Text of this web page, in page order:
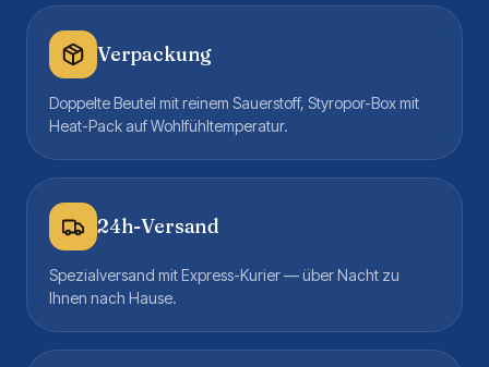
Verpackung
Doppelte Beutel mit reinem Sauerstoff, Styropor-Box mit
Heat-Pack auf Wohlfühltemperatur.
24h-Versand
Spezialversand mit Express-Kurier — über Nacht zu
Ihnen nach Hause.